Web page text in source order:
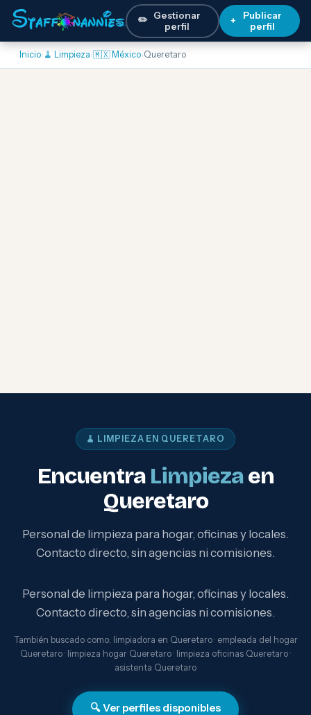
✏️ Gestionar
perfil
+
Publicar
perfil
Inicio› 🧹 Limpieza›🇲🇽 México›Queretaro
🧹 LIMPIEZA EN QUERETARO
Encuentra Limpiezaen
Queretaro
Personal de limpieza para hogar, oficinas y locales.
Contacto directo, sin agencias ni comisiones.
Personal de limpieza para hogar, oficinas y locales.
Contacto directo, sin agencias ni comisiones.
También buscado como: limpiadora en Queretaro · empleada del hogar
Queretaro · limpieza hogar Queretaro · limpieza oficinas Queretaro ·
asistenta Queretaro
🔍 Ver perfiles disponibles